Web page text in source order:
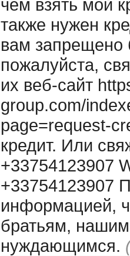
чем взять мой
также нужен
вам запрещено
пожалуйста,
их веб-сайт
group.com/
page=request-
кредит. Или
+33754123907
+33754123907
информацией,
братьям,
нуждающимся.